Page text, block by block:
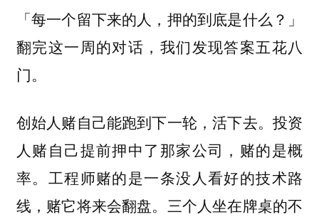
「每一个留下来的人，押的到底是什么？」
翻完这一周的对话，我们发现答案五花八
门。
创始人赌自己能跑到下一轮，活下去。投资
人赌自己提前押中了那家公司，赌的是概
率。工程师赌的是一条没人看好的技术路
线，赌它将来会翻盘。三个人坐在牌桌的不